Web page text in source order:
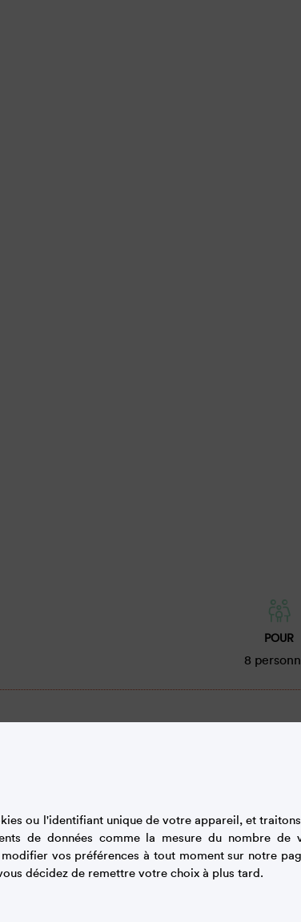
POUR
8
22 biscuits à
ou l'identifiant unique de votre appareil, et
de données comme la mesure du nombre de
vos préférences à tout moment sur notre
décidez de remettre votre choix à plus tard.